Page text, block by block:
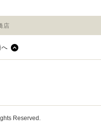
店
Reserved.